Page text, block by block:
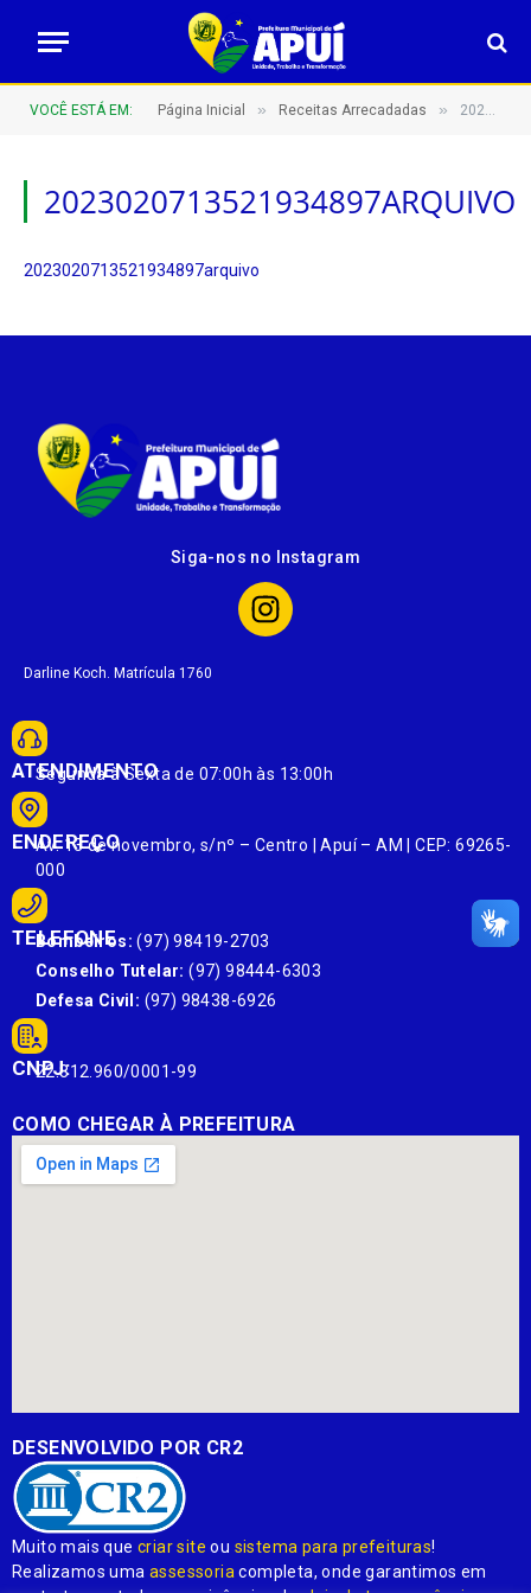
VOCÊ ESTÁ EM: Página Inicial » Receitas Arrecadadas » 2023020713521934897arquivo
2023020713521934897ARQUIVO
2023020713521934897arquivo
Siga-nos no Instagram
Darline Koch. Matrícula 1760
ATENDIMENTO
Segunda à Sexta de 07:00h às 13:00h
ENDEREÇO
Av. 13 de novembro, s/nº – Centro | Apuí – AM | CEP: 69265-
000
TELEFONE
Bombeiros: (97) 98419-2703
Conselho Tutelar: (97) 98444-6303
Defesa Civil: (97) 98438-6926
CNPJ:
22.812.960/0001-99
COMO CHEGAR À PREFEITURA
DESENVOLVIDO POR CR2
Muito mais quecriar site ou sistema para prefeituras!
Realizamos umaassessoria completa, onde garantimos em